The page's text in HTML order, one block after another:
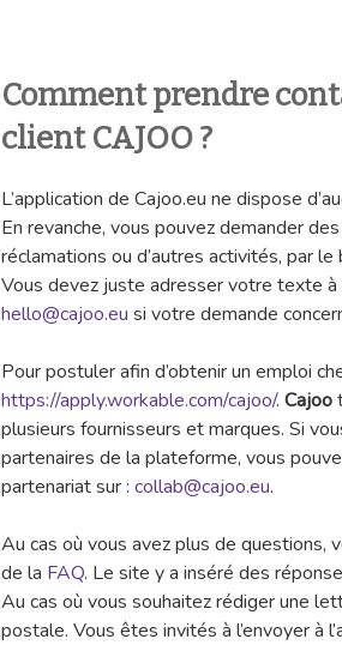
Comment prendre
client CAJOO ?
L’application de Cajoo.eu ne dispose
En revanche, vous pouvez demander
réclamations ou d’autres activités, par le
Vous devez juste adresser votre texte à
hello@cajoo.eu si votre demande
Pour postuler afin d’obtenir un emploi
https://apply.workable.com/cajoo/. Cajoo
plusieurs fournisseurs et marques. Si
partenaires de la plateforme, vous
partenariat sur : collab@cajoo.eu.
Au cas où vous avez plus de questions,
de la FAQ. Le site y a inséré des
Au cas où vous souhaitez rédiger une
postale. Vous êtes invités à l’envoyer à